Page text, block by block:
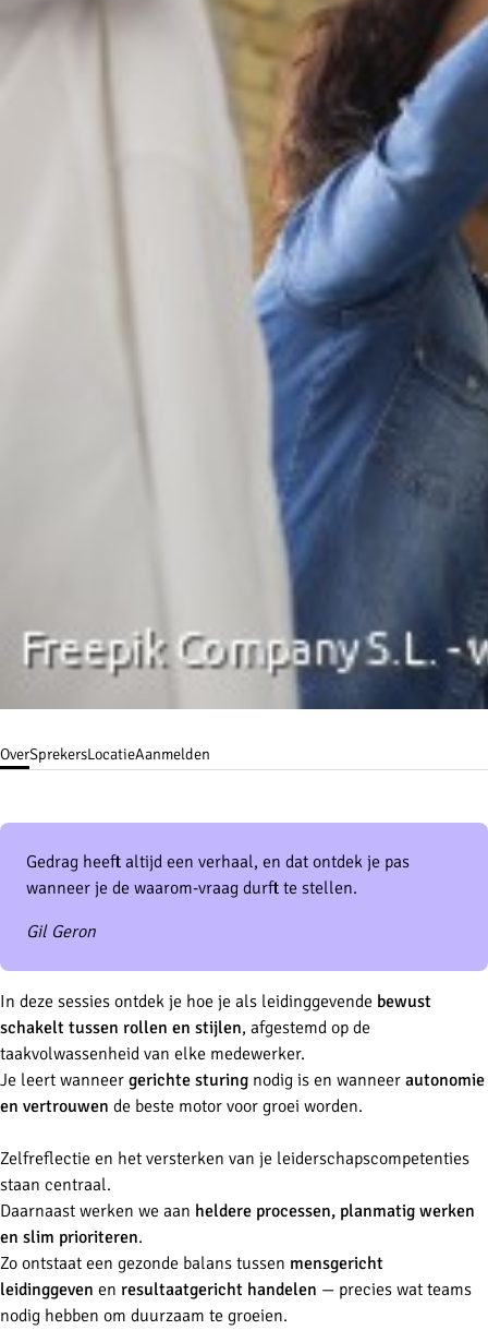
OverSprekersLocatieAanmelden
Gedrag heeft altijd een verhaal, en dat ontdek je pas
wanneer je de waarom-vraag durft te stellen.
Gil Geron
In deze sessies ontdek je hoe je als leidinggevende bewust
schakelt tussen rollen en stijlen, afgestemd op de
taakvolwassenheid van elke medewerker.
Je leert wanneer gerichte sturing nodig is en wanneer autonomie
en vertrouwen de beste motor voor groei worden.
Zelfreflectie en het versterken van je leiderschapscompetenties
staan centraal.
Daarnaast werken we aan heldere processen, planmatig werken
en slim prioriteren.
Zo ontstaat een gezonde balans tussen mensgericht
leidinggeven en resultaatgericht handelen — precies wat teams
nodig hebben om duurzaam te groeien.